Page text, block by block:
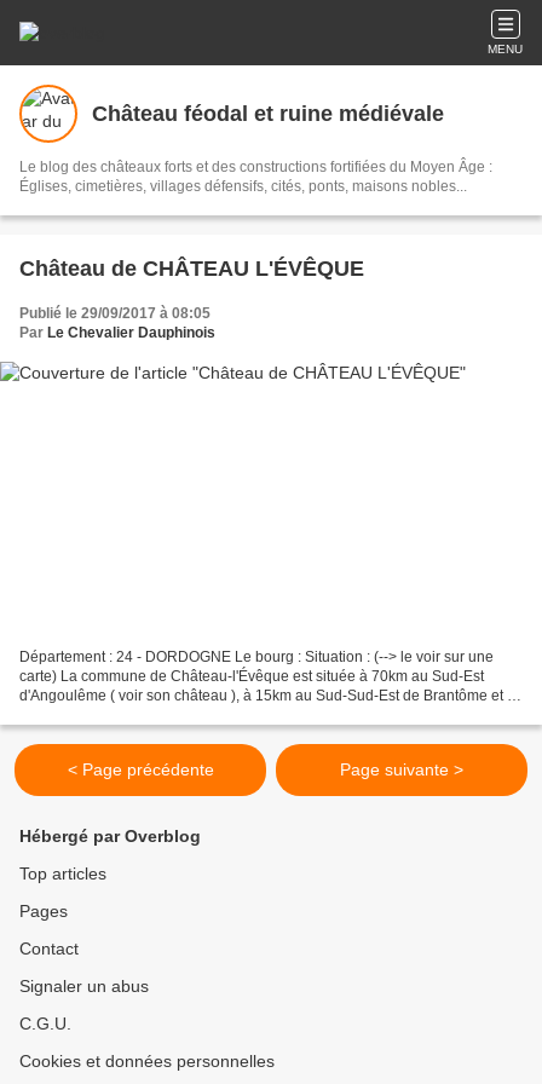
MENU
Château féodal et ruine médiévale
Le blog des châteaux forts et des constructions fortifiées du Moyen Âge :
Églises, cimetières, villages défensifs, cités, ponts, maisons nobles...
Château de CHÂTEAU L'ÉVÊQUE
Publié le 29/09/2017 à 08:05
Par Le Chevalier Dauphinois
Département : 24 - DORDOGNE Le bourg : Situation : (--> le voir sur une
carte) La commune de Château-l'Évêque est située à 70km au Sud-Est
d'Angoulême ( voir son château ), à 15km au Sud-Sud-Est de Brantôme et à
< Page précédente Page suivante >
Hébergé par Overblog
Top articles
Pages
Contact
Signaler un abus
C.G.U.
Cookies et données personnelles